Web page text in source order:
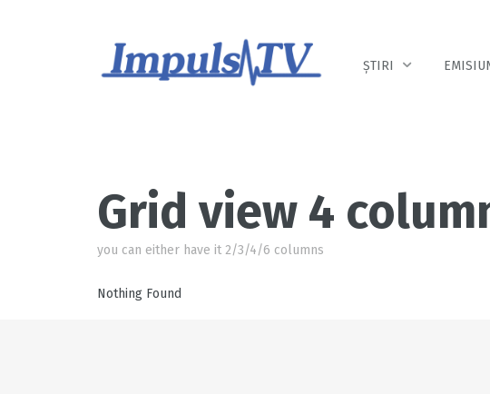
Emisiuni
ȘTIRI
Grid view 4
you can either have it 2/3/4/6 columns
Nothing Found